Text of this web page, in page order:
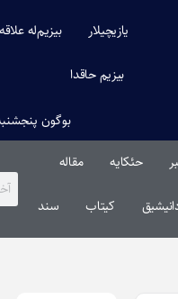
یازیچیلار بیزیم‌له علاقه
بیزیم حاقدا
بوگون پنجشنبه ۱۵ مرداد ۱۴۰۵
حئکایه مقاله‌
کیتاب سند